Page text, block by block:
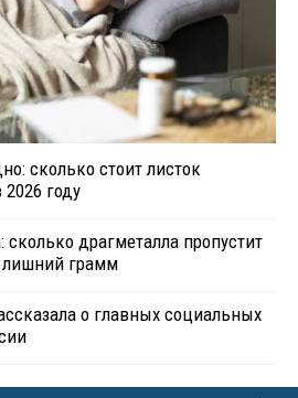
сколько стоит листок
году
сколько драгметалла пропустит
лишний грамм
о главных социальных